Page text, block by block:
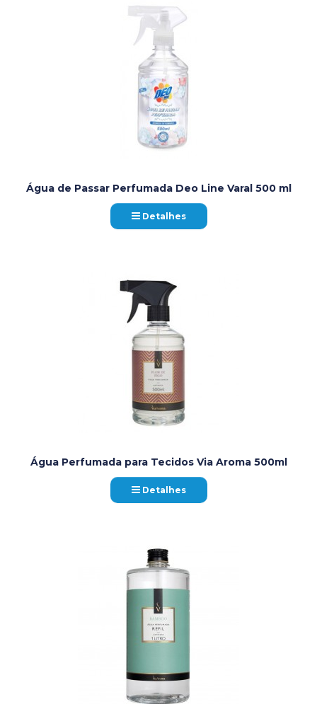
Água de Passar Perfumada Deo Line Varal 500 ml
Detalhes
Água Perfumada para Tecidos Via Aroma 500ml
Detalhes